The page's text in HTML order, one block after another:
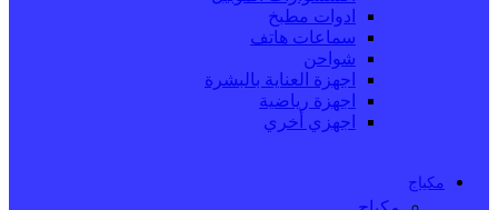
ادوات مطبخ
سماعات هاتف
شواحن
اجهزة العناية بالبشرة
اجهزة رياضية
اجهزي أخري
مكياج